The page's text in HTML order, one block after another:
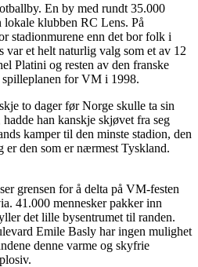
En by med rundt 35.000
klubben RC Lens. På
stadionmurene enn det bor folk i
var et helt naturlig valg som et av 12
Platini og resten av den franske
for VM i 1998.
to dager før Norge skulle ta sin
han kanskje skjøvet fra seg
kamper til den minste stadion, den
den som er nærmest Tyskland.
grensen for å delta på VM-festen
41.000 mennesker pakker inn
det lille bysentrumet til randen.
Emile Basly har ingen mulighet
denne varme og skyfrie